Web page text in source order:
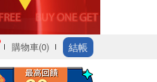
購物車(0) 結帳